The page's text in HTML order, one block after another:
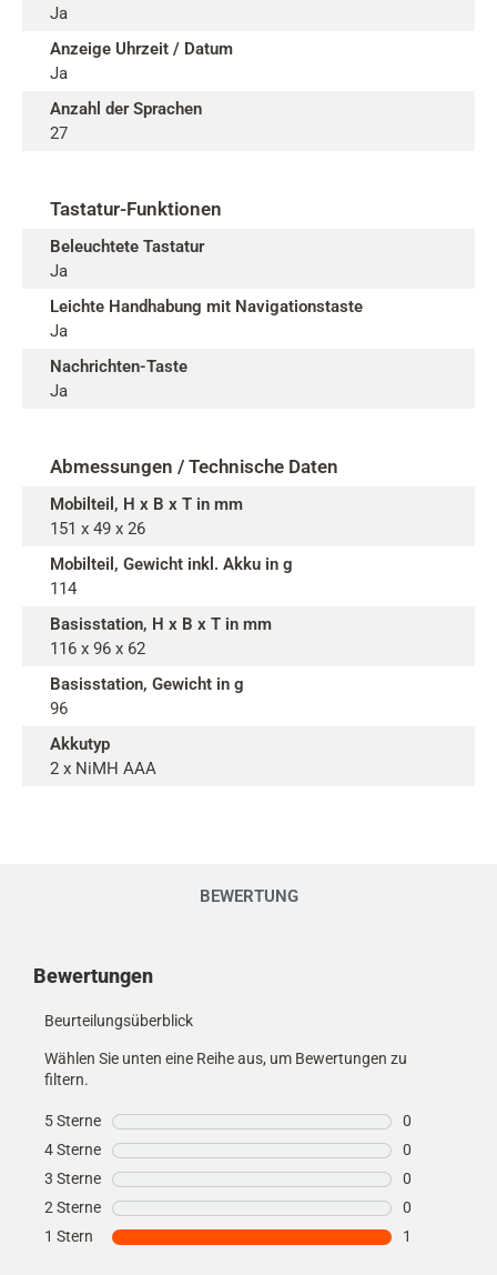
Ja
Anzeige Uhrzeit / Datum
Ja
Anzahl der Sprachen
27
Tastatur-Funktionen
Beleuchtete Tastatur
Ja
Leichte Handhabung mit Navigationstaste
Ja
Nachrichten-Taste
Ja
Abmessungen / Technische Daten
Mobilteil, H x B x T in mm
151 x 49 x 26
Mobilteil, Gewicht inkl. Akku in g
114
Basisstation, H x B x T in mm
116 x 96 x 62
Basisstation, Gewicht in g
96
Akkutyp
2 x NiMH AAA
BEWERTUNG
Bewertungen
Beurteilungsüberblick
Wählen Sie unten eine Reihe aus, um Bewertungen zu
filtern.
5 Sterne Sterne
0
4 Sterne Sterne
0
3 Sterne Sterne
0
2 Sterne Sterne
0
1 Stern Sterne
1